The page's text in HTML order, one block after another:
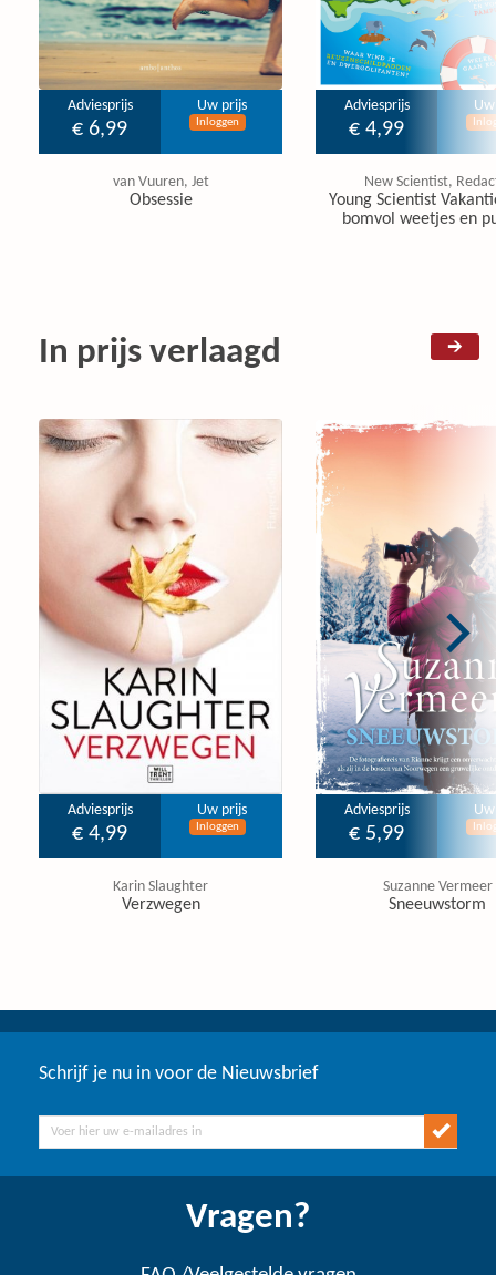
Adviesprijs
€ 6,99
Uw prijs
Inloggen
van Vuuren, Jet
Obsessie
Adviesprijs
€ 4,99
New Scientist,
Young Scientist
bomvol weetjes en
In prijs verlaagd
Adviesprijs
€ 4,99
Uw prijs
Inloggen
Karin Slaughter
Verzwegen
Adviesprijs
€ 5,99
Suzanne Vermeer
Sneeuwstorm
Schrijf je nu in voor de Nieuwsbrief
Vragen?